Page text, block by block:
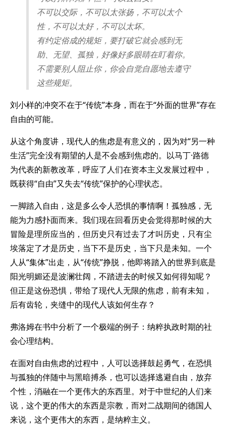
不可以交际，不可以太张扬，不可以太个
性，不可以太好，不可以太坏。
有约定俗成的规矩，要打破它就会感到无
助、无望、孤独，好像好多眼睛在盯着你。
不需要别人阻止你，你会自觉自愿地去遵守
这些规矩。
刘小样的冲突不在于“传统”本身，而在于“外面的世界”存在
自由的可能。
从这个角度讲，现代人的焦虑是有意义的，因为对“另一种
生活”完全没有期望的人是不会感到焦虑的。以马丁·路德
为代表的新教改革，呼应了人们在资本主义发展过程中，
既获得“自由”又失去“传统”保护的心理状态。
一脚踏入自由，这是多么令人恐惧的事情啊！孤独感，无
能为力感扑面而来。我们现在回看历史会觉得那时候的大
冒险是理所应当的，但历史只有过去了才叫历史，只有尘
埃落定了才是历史，当下不是历史，当下只是未知。一个
人从“集体”出走，从“传统”挣脱，他即将踏入的世界到底是
阳光明媚还是波澜壮阔，不踏进去的时候又如何得知呢？
但正是这份恐惧，带给了现代人无限的焦虑，前有未知，
后有齿轮，夹缝中的现代人该如何生存？
弗洛姆在书中分析了一个极端的例子：纳粹执政时期的社
会心理结构。
在面对自由焦虑的过程中，人可以选择鼓起勇气，在恐惧
与孤独的伴随中与黑暗搏杀，也可以选择逃避自由，放弃
个性，消融在一个更伟大的东西里。对于中世纪的人们来
说，这个更的伟大的东西是宗教，而对二战期间的德国人
来说，这个更伟大的东西，是纳粹主义。